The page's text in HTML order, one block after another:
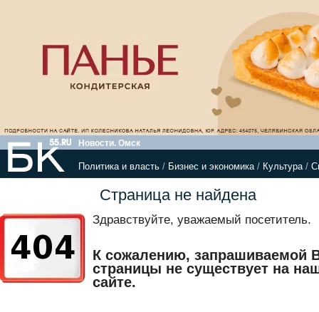
Новости. Омск
Политика и власть / Бизнес и экономика/ Культура/
Страница не найдена
Здравствуйте, уважаемый посетитель.
К сожалению, запрашиваемой
страницы не существует на
сайте.